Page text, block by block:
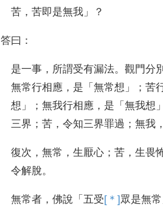
苦 ，苦即是無我 」？
答曰 ：
是一事 ， 所謂受有漏法。觀門分
無常行相應 ， 是 「無常想 」；苦
想 」；無我行相應 ， 是 「無我想
三界 ；苦 ，令知三界罪過 ；無我
復次 ，無常 ，生厭心 ；苦 ，生畏
令解脫。
無常者 ，佛說 「五受[＊]眾是無常